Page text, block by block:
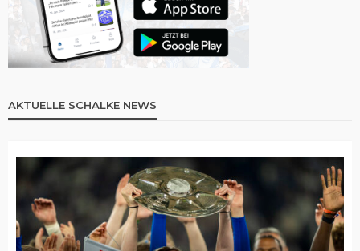
AKTUELLE SCHALKE NEWS